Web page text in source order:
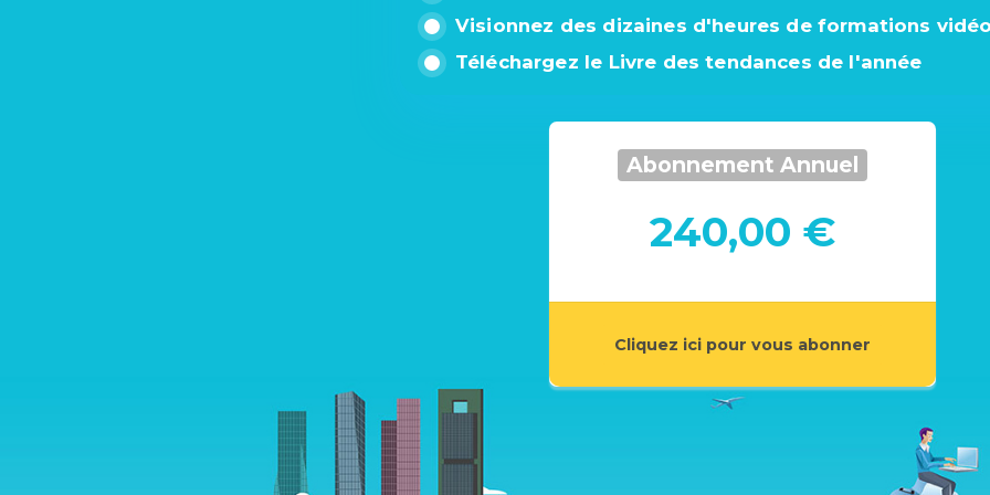
Visionnez des dizaines d'heures de formations
Téléchargez le Livre des tendances de l'année
Abonnement Annuel
240,00 €
Cliquez ici pour vous abonner